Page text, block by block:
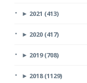
► 2021 (413)
► 2020 (417)
► 2019 (708)
► 2018 (1129)